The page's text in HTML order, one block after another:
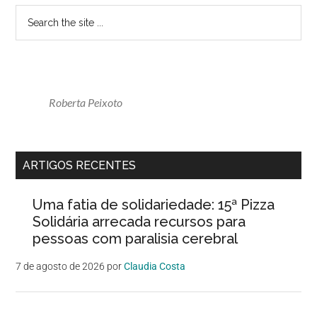
Roberta Peixoto
ARTIGOS RECENTES
Uma fatia de solidariedade: 15ª Pizza
Solidária arrecada recursos para
pessoas com paralisia cerebral
7 de agosto de 2026 porClaudia Costa